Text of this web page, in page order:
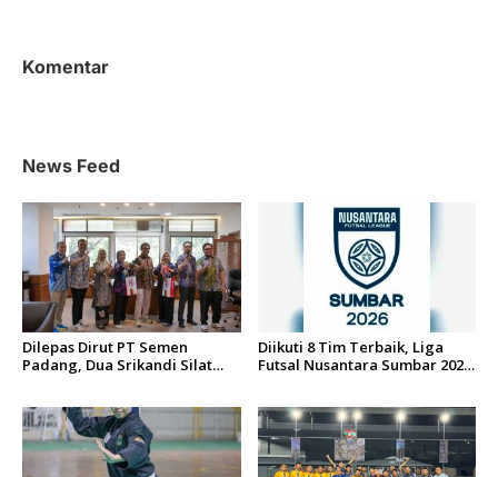
a
p
s
Komentar
News Feed
Dilepas Dirut PT Semen
Padang, Dua Srikandi Silat
Diikuti 8 Tim Terbaik, Liga
Futsal Nusantara Sumbar 2026